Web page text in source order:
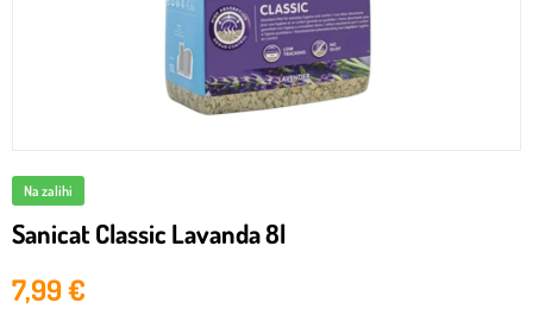
Na zalihi
Sanicat Classic Lavanda 8l
7,99€